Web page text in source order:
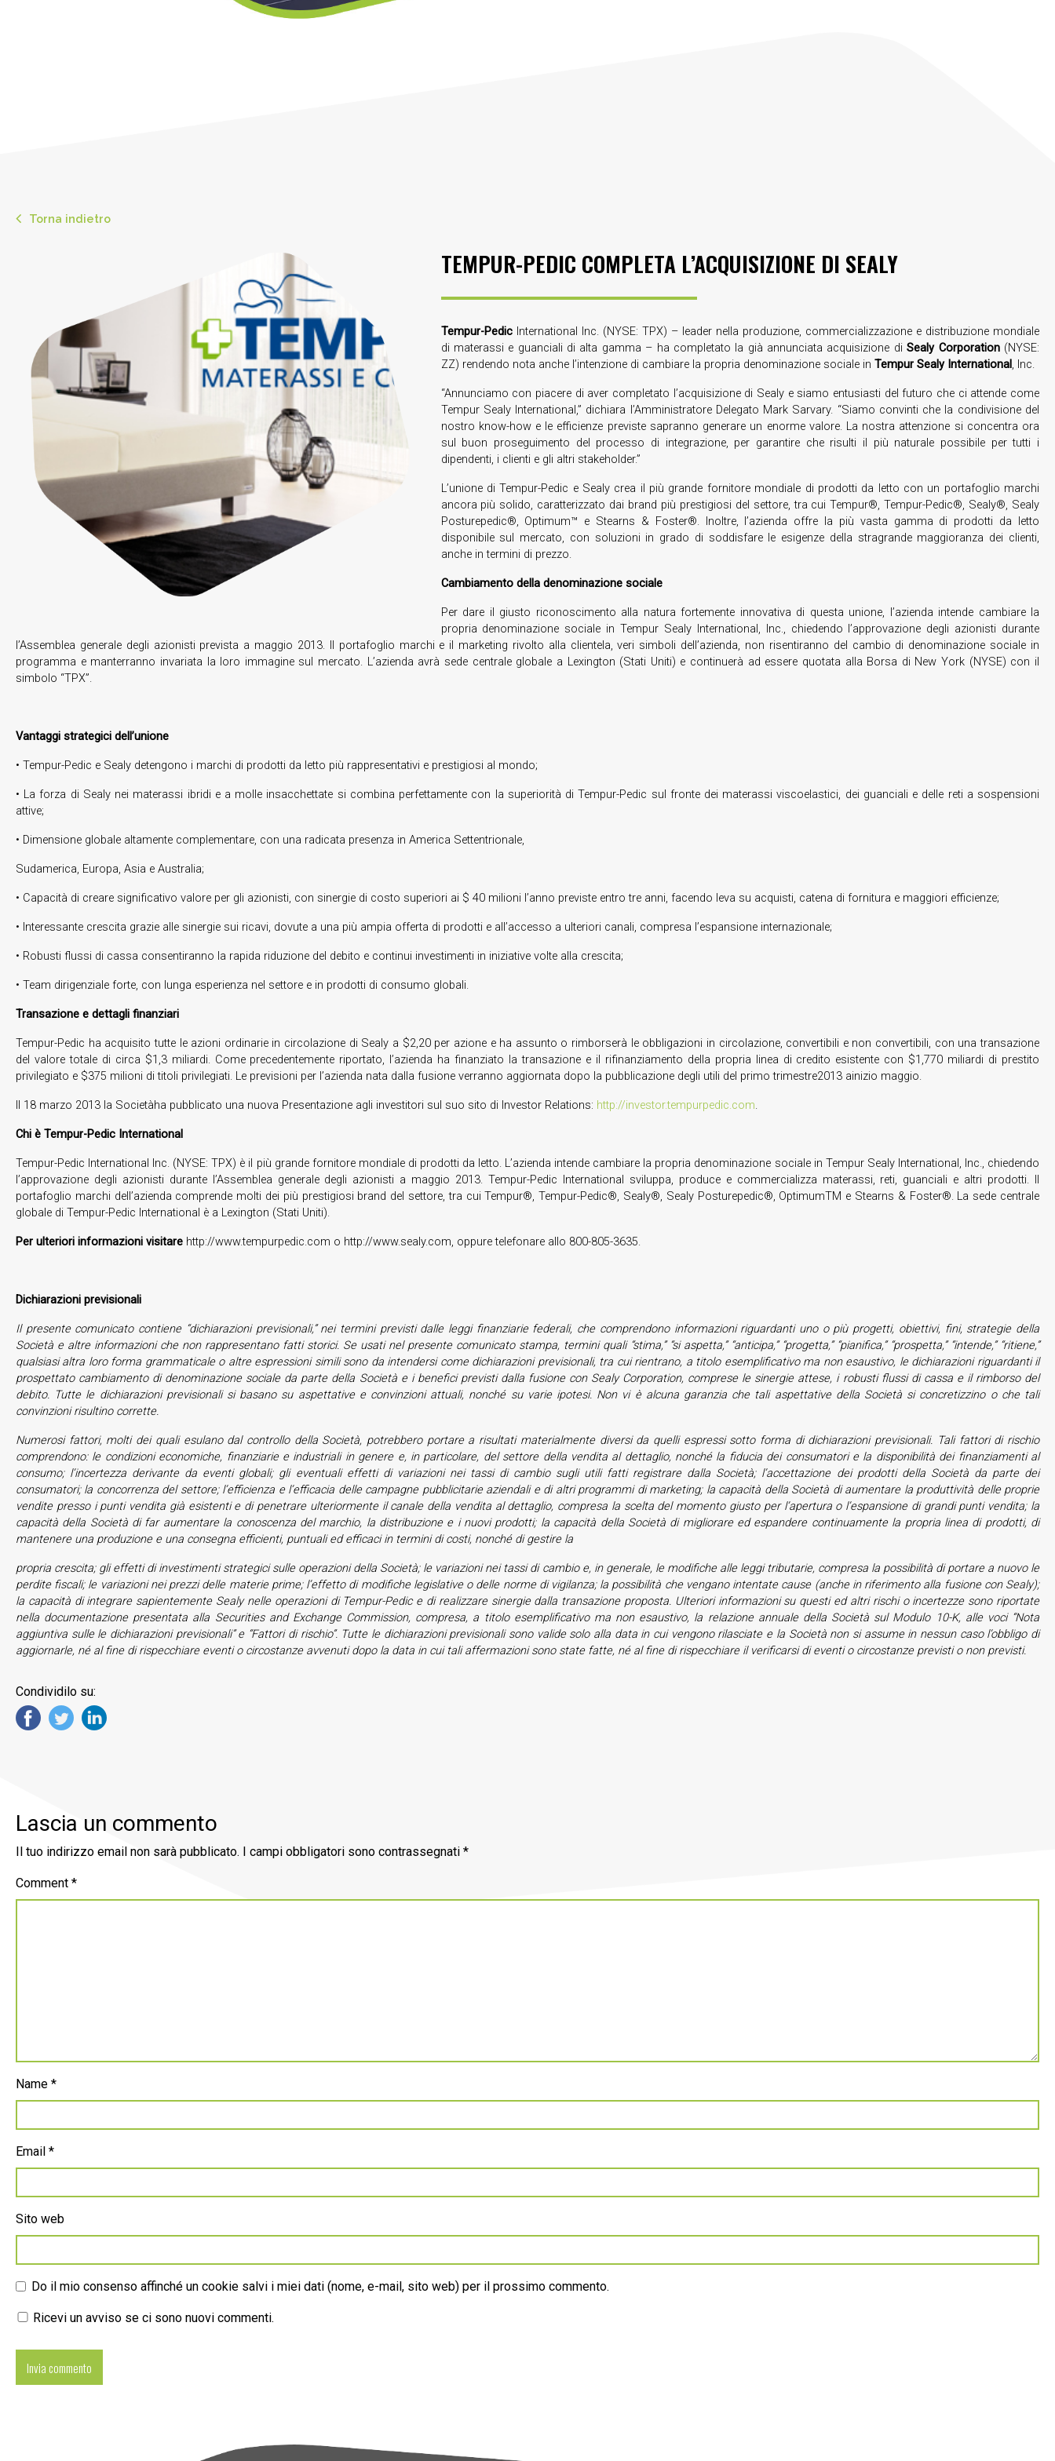
Torna indietro
TEMPUR-PEDIC COMPLETA L’ACQUISIZIONE DI SEALY
Tempur-PedicInternational Inc. (NYSE: TPX) – leader nella produzione, commercializzazione e distribuzione mondiale
di materassi e guanciali di alta gamma – ha completato la già annunciata acquisizione diSealy Corporation(NYSE:
ZZ) rendendo nota anche l’intenzione di cambiare la propria denominazione sociale in Tempur Sealy International , Inc.
“Annunciamo con piacere di aver completato l’acquisizione di Sealy e siamo entusiasti del futuro che ci attende come
Tempur Sealy International,” dichiara l’Amministratore Delegato Mark Sarvary. “Siamo convinti che la condivisione del
nostro know-how e le efficienze previste sapranno generare un enorme valore. La nostra attenzione si concentra ora
sul buon proseguimento del processo di integrazione, per garantire che risulti il più naturale possibile per tutti i
dipendenti, i clienti e gli altri stakeholder.”
L’unione di Tempur-Pedic e Sealy crea il più grande fornitore mondiale di prodotti da letto con un portafoglio marchi
ancora più solido, caratterizzato dai brand più prestigiosi del settore, tra cui Tempur®, Tempur-Pedic®, Sealy®, Sealy
Posturepedic®, Optimum™ e Stearns & Foster®. Inoltre, l’azienda offre la più vasta gamma di prodotti da letto
disponibile sul mercato, con soluzioni in grado di soddisfare le esigenze della stragrande maggioranza dei clienti,
anche in termini di prezzo.
Cambiamento della denominazione sociale
Per dare il giusto riconoscimento alla natura fortemente innovativa di questa unione, l’azienda intende cambiare la
propria denominazione sociale in Tempur Sealy International, Inc., chiedendo l’approvazione degli azionisti durante
l’Assemblea generale degli azionisti prevista a maggio 2013. Il portafoglio marchi e il marketing rivolto alla clientela, veri simboli dell’azienda, non risentiranno del cambio di denominazione sociale in
programma e manterranno invariata la loro immagine sul mercato. L’azienda avrà sede centrale globale a Lexington (Stati Uniti) e continuerà ad essere quotata alla Borsa di New York (NYSE) con il
simbolo “TPX”.
Vantaggi strategici dell’unione
• Tempur-Pedic e Sealy detengono i marchi di prodotti da letto più rappresentativi e prestigiosi al mondo;
• La forza di Sealy nei materassi ibridi e a molle insacchettate si combina perfettamente con la superiorità di Tempur-Pedic sul fronte dei materassi viscoelastici, dei guanciali e delle reti a sospensioni
attive;
• Dimensione globale altamente complementare, con una radicata presenza in America Settentrionale,
Sudamerica, Europa, Asia e Australia;
• Capacità di creare significativo valore per gli azionisti, con sinergie di costo superiori ai $ 40 milioni l’anno previste entro tre anni, facendo leva su acquisti, catena di fornitura e maggiori efficienze;
• Interessante crescita grazie alle sinergie sui ricavi, dovute a una più ampia offerta di prodotti e all’accesso a ulteriori canali, compresa l’espansione internazionale;
• Robusti flussi di cassa consentiranno la rapida riduzione del debito e continui investimenti in iniziative volte alla crescita;
• Team dirigenziale forte, con lunga esperienza nel settore e in prodotti di consumo globali.
Transazione e dettagli finanziari
Tempur-Pedic ha acquisito tutte le azioni ordinarie in circolazione di Sealy a $2,20 per azione e ha assunto o rimborserà le obbligazioni in circolazione, convertibili e non convertibili, con una transazione
del valore totale di circa $1,3 miliardi. Come precedentemente riportato, l’azienda ha finanziato la transazione e il rifinanziamento della propria linea di credito esistente con $1,770 miliardi di prestito
privilegiato e $375 milioni di titoli privilegiati. Le previsioni per l’azienda nata dalla fusione verranno aggiornata dopo la pubblicazione degli utili del primo trimestre2013 ainizio maggio.
Il 18 marzo 2013 la Societàha pubblicato una nuova Presentazione agli investitori sul suo sito di Investor Relations: http://investor.tempurpedic.com.
Chi è Tempur-Pedic International
Tempur-Pedic International Inc. (NYSE: TPX) è il più grande fornitore mondiale di prodotti da letto. L’azienda intende cambiare la propria denominazione sociale in Tempur Sealy International, Inc., chiedendo
l’approvazione degli azionisti durante l’Assemblea generale degli azionisti a maggio 2013. Tempur-Pedic International sviluppa, produce e commercializza materassi, reti, guanciali e altri prodotti. Il
portafoglio marchi dell’azienda comprende molti dei più prestigiosi brand del settore, tra cui Tempur®, Tempur-Pedic®, Sealy®, Sealy Posturepedic®, OptimumTM e Stearns & Foster®. La sede centrale
globale di Tempur-Pedic International è a Lexington (Stati Uniti).
Per ulteriori informazioni visitare http://www.tempurpedic.com o http://www.sealy.com, oppure telefonare allo 800-805-3635.
Dichiarazioni previsionali
Il presente comunicato contiene “dichiarazioni previsionali,” nei termini previsti dalle leggi finanziarie federali, che comprendono informazioni riguardanti uno o più progetti, obiettivi, fini, strategie della
Società e altre informazioni che non rappresentano fatti storici. Se usati nel presente comunicato stampa, termini quali “stima,” “si aspetta,” “anticipa,” “progetta,” “pianifica,” “prospetta,” “intende,” “ritiene,”
qualsiasi altra loro forma grammaticale o altre espressioni simili sono da intendersi come dichiarazioni previsionali, tra cui rientrano, a titolo esemplificativo ma non esaustivo, le dichiarazioni riguardanti il
prospettato cambiamento di denominazione sociale da parte della Società e i benefici previsti dalla fusione con Sealy Corporation, comprese le sinergie attese, i robusti flussi di cassa e il rimborso del
debito. Tutte le dichiarazioni previsionali si basano su aspettative e convinzioni attuali, nonché su varie ipotesi. Non vi è alcuna garanzia che tali aspettative della Società si concretizzino o che tali
convinzioni risultino corrette.
Numerosi fattori, molti dei quali esulano dal controllo della Società, potrebbero portare a risultati materialmente diversi da quelli espressi sotto forma di dichiarazioni previsionali. Tali fattori di rischio
comprendono: le condizioni economiche, finanziarie e industriali in genere e, in particolare, del settore della vendita al dettaglio, nonché la fiducia dei consumatori e la disponibilità dei finanziamenti al
consumo; l’incertezza derivante da eventi globali; gli eventuali effetti di variazioni nei tassi di cambio sugli utili fatti registrare dalla Società; l’accettazione dei prodotti della Società da parte dei
consumatori; la concorrenza del settore; l’efficienza e l’efficacia delle campagne pubblicitarie aziendali e di altri programmi di marketing; la capacità della Società di aumentare la produttività delle proprie
vendite presso i punti vendita già esistenti e di penetrare ulteriormente il canale della vendita al dettaglio, compresa la scelta del momento giusto per l’apertura o l’espansione di grandi punti vendita; la
capacità della Società di far aumentare la conoscenza del marchio, la distribuzione e i nuovi prodotti; la capacità della Società di migliorare ed espandere continuamente la propria linea di prodotti, di
mantenere una produzione e una consegna efficienti, puntuali ed efficaci in termini di costi, nonché di gestire la
propria crescita; gli effetti di investimenti strategici sulle operazioni della Società; le variazioni nei tassi di cambio e, in generale, le modifiche alle leggi tributarie, compresa la possibilità di portare a nuovo le
perdite fiscali; le variazioni nei prezzi delle materie prime; l’effetto di modifiche legislative o delle norme di vigilanza; la possibilità che vengano intentate cause (anche in riferimento alla fusione con Sealy);
la capacità di integrare sapientemente Sealy nelle operazioni di Tempur-Pedic e di realizzare sinergie dalla transazione proposta. Ulteriori informazioni su questi ed altri rischi o incertezze sono riportate
nella documentazione presentata alla Securities and Exchange Commission, compresa, a titolo esemplificativo ma non esaustivo, la relazione annuale della Società sul Modulo 10-K, alle voci “Nota
aggiuntiva sulle le dichiarazioni previsionali” e “Fattori di rischio”. Tutte le dichiarazioni previsionali sono valide solo alla data in cui vengono rilasciate e la Società non si assume in nessun caso l’obbligo di
aggiornarle, né al fine di rispecchiare eventi o circostanze avvenuti dopo la data in cui tali affermazioni sono state fatte, né al fine di rispecchiare il verificarsi di eventi o circostanze previsti o non previsti.
Condividilo su:
Lascia un commento
Il tuo indirizzo email non sarà pubblicato. I campi obbligatori sono contrassegnati *
Comment *
Name *
Email *
Sito web
Do il mio consenso affinché un cookie salvi i miei dati (nome, e-mail, sito web) per il prossimo commento.
Ricevi un avviso se ci sono nuovi commenti.